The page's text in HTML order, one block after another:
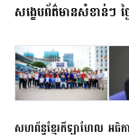
សង្ខេបព័ត៌មានសំខាន់ៗ
សហព័ន្ធខ្មែរកីឡាហែល អធិក